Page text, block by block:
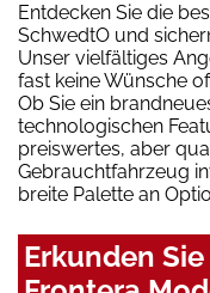
Entdecken Sie die
SchwedtO und
Unser vielfältiges
fast keine Wünsche
Ob Sie ein
technologischen
preiswertes, aber
Gebrauchtfahrzeug
breite Palette an
Erkunden